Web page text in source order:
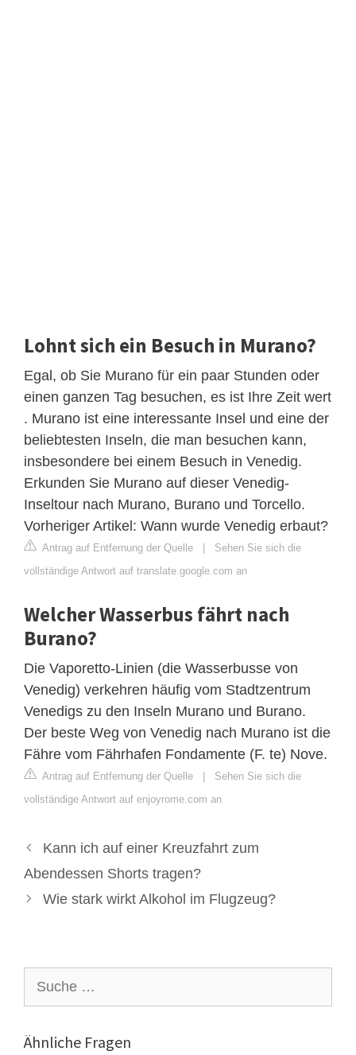
Lohnt sich ein Besuch in Murano?
Egal, ob Sie Murano für ein paar Stunden oder
einen ganzen Tag besuchen, es ist Ihre Zeit wert
. Murano ist eine interessante Insel und eine der
beliebtesten Inseln, die man besuchen kann,
insbesondere bei einem Besuch in Venedig.
Erkunden Sie Murano auf dieser Venedig-
Inseltour nach Murano, Burano und Torcello.
Vorheriger Artikel: Wann wurde Venedig erbaut?
Antrag auf Entfernung der Quelle | Sehen Sie sich die
vollständige Antwort auf translate.google.com an
Welcher Wasserbus fährt nach
Burano?
Die Vaporetto-Linien (die Wasserbusse von
Venedig) verkehren häufig vom Stadtzentrum
Venedigs zu den Inseln Murano und Burano.
Der beste Weg von Venedig nach Murano ist die
Fähre vom Fährhafen Fondamente (F. te) Nove.
Antrag auf Entfernung der Quelle | Sehen Sie sich die
vollständige Antwort auf enjoyrome.com an
Kann ich auf einer Kreuzfahrt zum
Abendessen Shorts tragen?
Wie stark wirkt Alkohol im Flugzeug?
nach:
Ähnliche Fragen